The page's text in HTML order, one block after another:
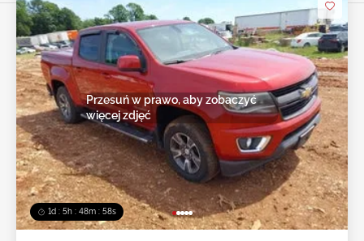
1d : 5h : 48m : 55s
Przesuń w prawo, aby zobaczyć
więcej zdjęć